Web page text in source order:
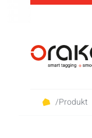
/Produkt